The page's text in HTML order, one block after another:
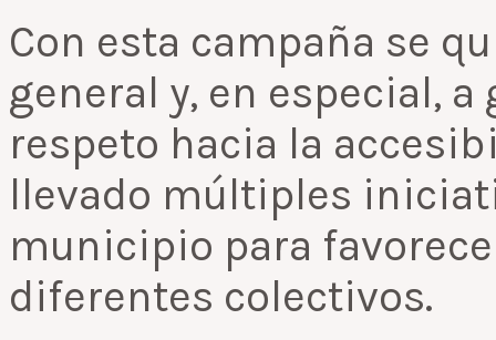
Con esta campaña se
general y, en especial,
respeto hacia la
llevado múltiples
municipio para
diferentes colectivos.